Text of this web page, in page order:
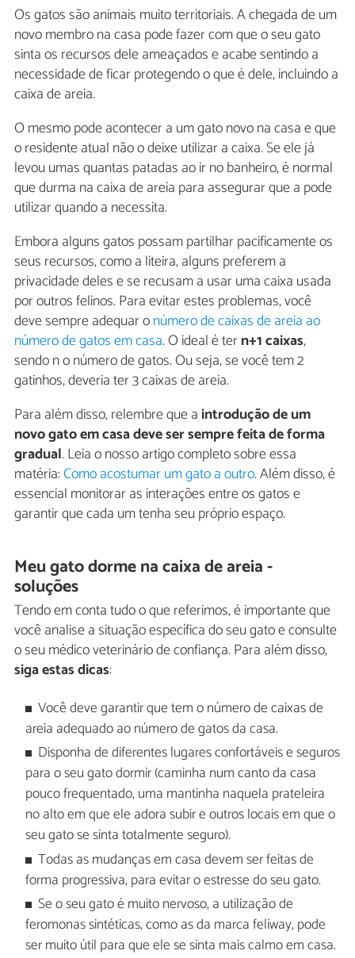
Os gatos são animais muito territoriais. A chegada de um
novo membro na casa pode fazer com que o seu gato
sinta os recursos dele ameaçados e acabe sentindo a
necessidade de ficar protegendo o que é dele, incluindo a
caixa de areia.
O mesmo pode acontecer a um gato novo na casa e que
o residente atual não o deixe utilizar a caixa. Se ele já
levou umas quantas patadas ao ir no banheiro, é normal
que durma na caixa de areia para assegurar que a pode
utilizar quando a necessita.
Embora alguns gatos possam partilhar pacificamente os
seus recursos, como a liteira, alguns preferem a
privacidade deles e se recusam a usar uma caixa usada
por outros felinos. Para evitar estes problemas, você
deve sempre adequar onúmero de caixas de areia ao
número de gatos em casa. O ideal é tern+1 caixas,
sendo n o número de gatos. Ou seja, se você tem 2
gatinhos, deveria ter 3 caixas de areia.
Para além disso, relembre que a introdução de um
novo gato em casa deve ser sempre feita de forma
gradual. Leia o nosso artigo completo sobre essa
matéria:Como acostumar um gato a outro. Além disso, é
essencial monitorar as interações entre os gatos e
garantir que cada um tenha seu próprio espaço.
Meu gato dorme na caixa de areia -
soluções
Tendo em conta tudo o que referimos, é importante que
você analise a situação específica do seu gato e consulte
o seu médico veterinário de confiança. Para além disso,
siga estas dicas:
Você deve garantir que tem o número de caixas de
areia adequado ao número de gatos da casa.
Disponha de diferentes lugares confortáveis e seguros
para o seu gato dormir (caminha num canto da casa
pouco frequentado, uma mantinha naquela prateleira
no alto em que ele adora subir e outros locais em que o
seu gato se sinta totalmente seguro).
Todas as mudanças em casa devem ser feitas de
forma progressiva, para evitar o estresse do seu gato.
Se o seu gato é muito nervoso, a utilização de
feromonas sintéticas, como as da marca feliway, pode
ser muito útil para que ele se sinta mais calmo em casa.